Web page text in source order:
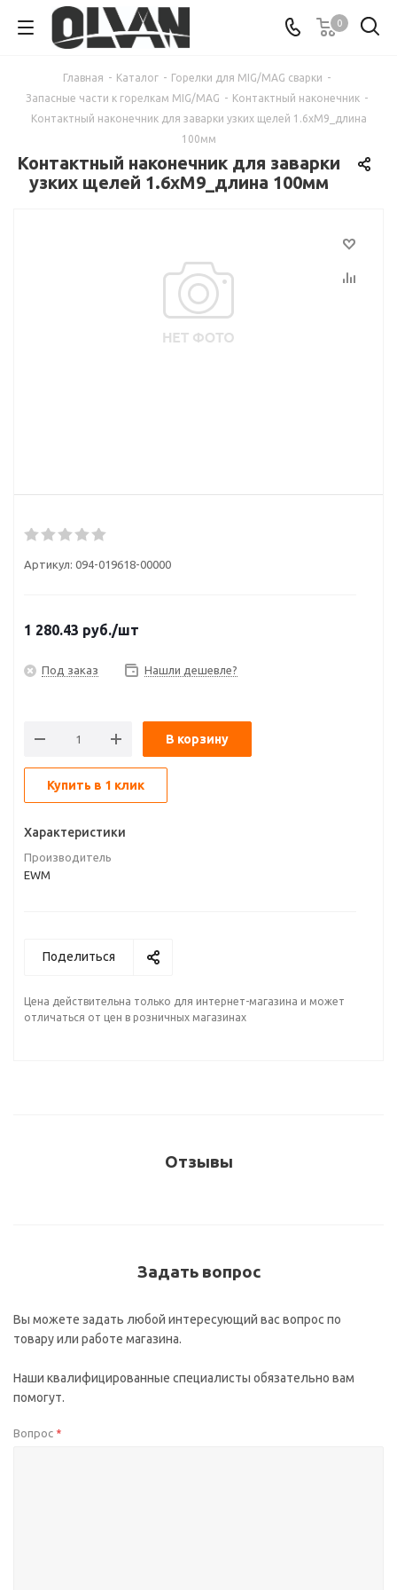
0
Главная - Каталог - Горелки для MIG/MAG сварки -
Запасные части к горелкам MIG/MAG - Контактный наконечник -
Контактный наконечник для заварки узких щелей 1.6хМ9_длина
100мм
Контактный наконечник для заварки
узких щелей 1.6хМ9_длина 100мм
Артикул: 094-019618-00000
1 280.43 руб./шт
Под заказ Нашли дешевле?
В корзину
Купить в 1 клик
Характеристики
Производитель
EWM
Поделиться
Цена действительна только для интернет-магазина и может
отличаться от цен в розничных магазинах
Отзывы
Задать вопрос
Вы можете задать любой интересующий вас вопрос по
товару или работе магазина.
Наши квалифицированные специалисты обязательно вам
помогут.
Вопрос *